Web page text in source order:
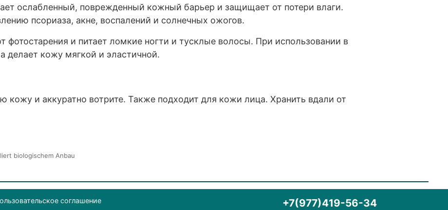
ослабленный, поврежденный кожный барьер и защищает от потери влаги.
псориаза, акне, воспалений и солнечных ожогов.
и питает ломкие ногти и тусклые волосы. При использовании в
делает кожу мягкой и эластичной.
кожу и аккуратно вотрите. Также подходит для кожи лица. Хранить вдали от
biologischem Anbau
соглашение +7(977)419-56-34